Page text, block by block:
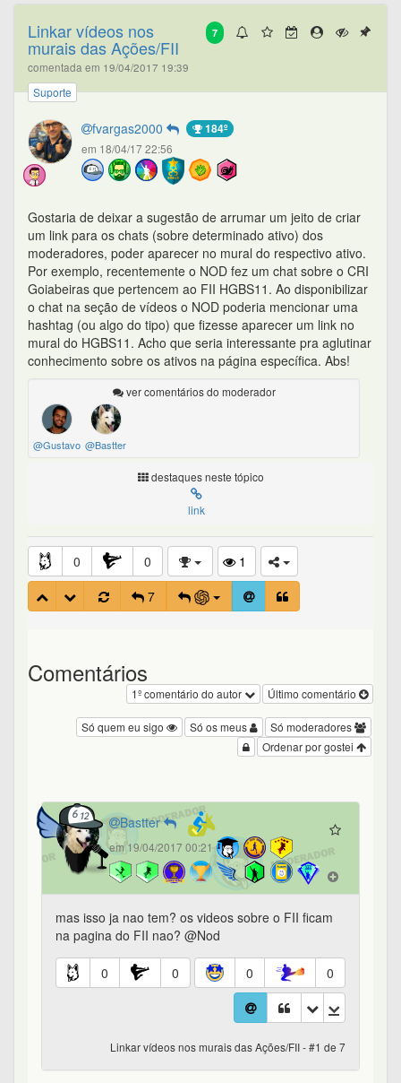
7
Linkar vídeos nos
murais das Ações/FII
comentada em 19/04/2017 19:39
Suporte
fvargas2000 184º
em 18/04/17 22:56
Gostaria de deixar a sugestão de arrumar um jeito de criar
um link para os chats (sobre determinado ativo) dos
moderadores, poder aparecer no mural do respectivo ativo.
Por exemplo, recentemente o NOD fez um chat sobre o CRI
Goiabeiras que pertencem ao FII HGBS11. Ao disponibilizar
o chat na seção de vídeos o NOD poderia mencionar uma
hashtag (ou algo do tipo) que fizesse aparecer um link no
mural do HGBS11. Acho que seria interessante pra aglutinar
conhecimento sobre os ativos na página específica. Abs!
ver comentários do moderador
@Gustavo @Bastter
destaques neste tópico
link
0 0
1
7
Comentários
Último comentário
1º comentário do autor
Só moderadores
Só os meus
Só quem eu sigo
Ordenar por gostei
Bastter
em 19/04/2017 00:21
mas isso ja nao tem? os videos sobre o FII ficam
na pagina do FII nao? @Nod
0 0 0 0
Linkar vídeos nos murais das Ações/FII - #1 de 7